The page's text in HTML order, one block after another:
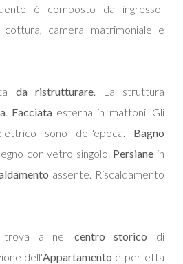
è composto da ingresso-
cottura, camera matrimoniale e
da ristrutturare. La struttura
. Facciata esterna in mattoni. Gli
sono dell'epoca. Bagno
con vetro singolo. Persiane in
assente. Riscaldamento
trova a nelcentro storico di
dell'Appartamento è perfetta